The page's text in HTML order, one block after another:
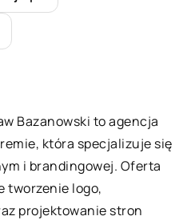
Bazanowski to agencja
która specjalizuje się
i brandingowej. Oferta
tworzenie logo,
projektowanie stron